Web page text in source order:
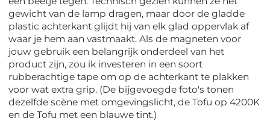
gewicht van de lamp dragen, maar door de gladde
plastic achterkant glijdt hij van elk glad oppervlak af
waar je hem aan vastmaakt. Als de magneten voor
jouw gebruik een belangrijk onderdeel van het
product zijn, zou ik investeren in een soort
rubberachtige tape om op de achterkant te plakken
voor wat extra grip. (De bijgevoegde foto's tonen
dezelfde scène met omgevingslicht, de Tofu op 4200K
en de Tofu met een blauwe tint.)